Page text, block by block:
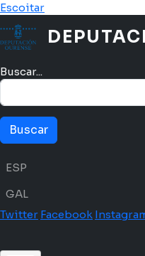
Ir o contido principal
Escoitar
Buscar...
Menú idioma
ESP
GAL
Twitter Facebook